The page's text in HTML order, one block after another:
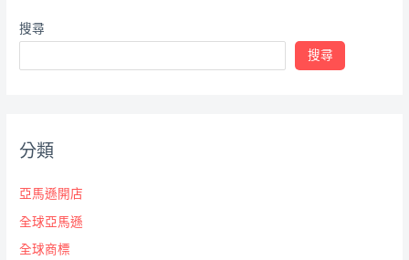
搜尋
搜尋
分類
亞馬遜開店
全球亞馬遜
全球商標